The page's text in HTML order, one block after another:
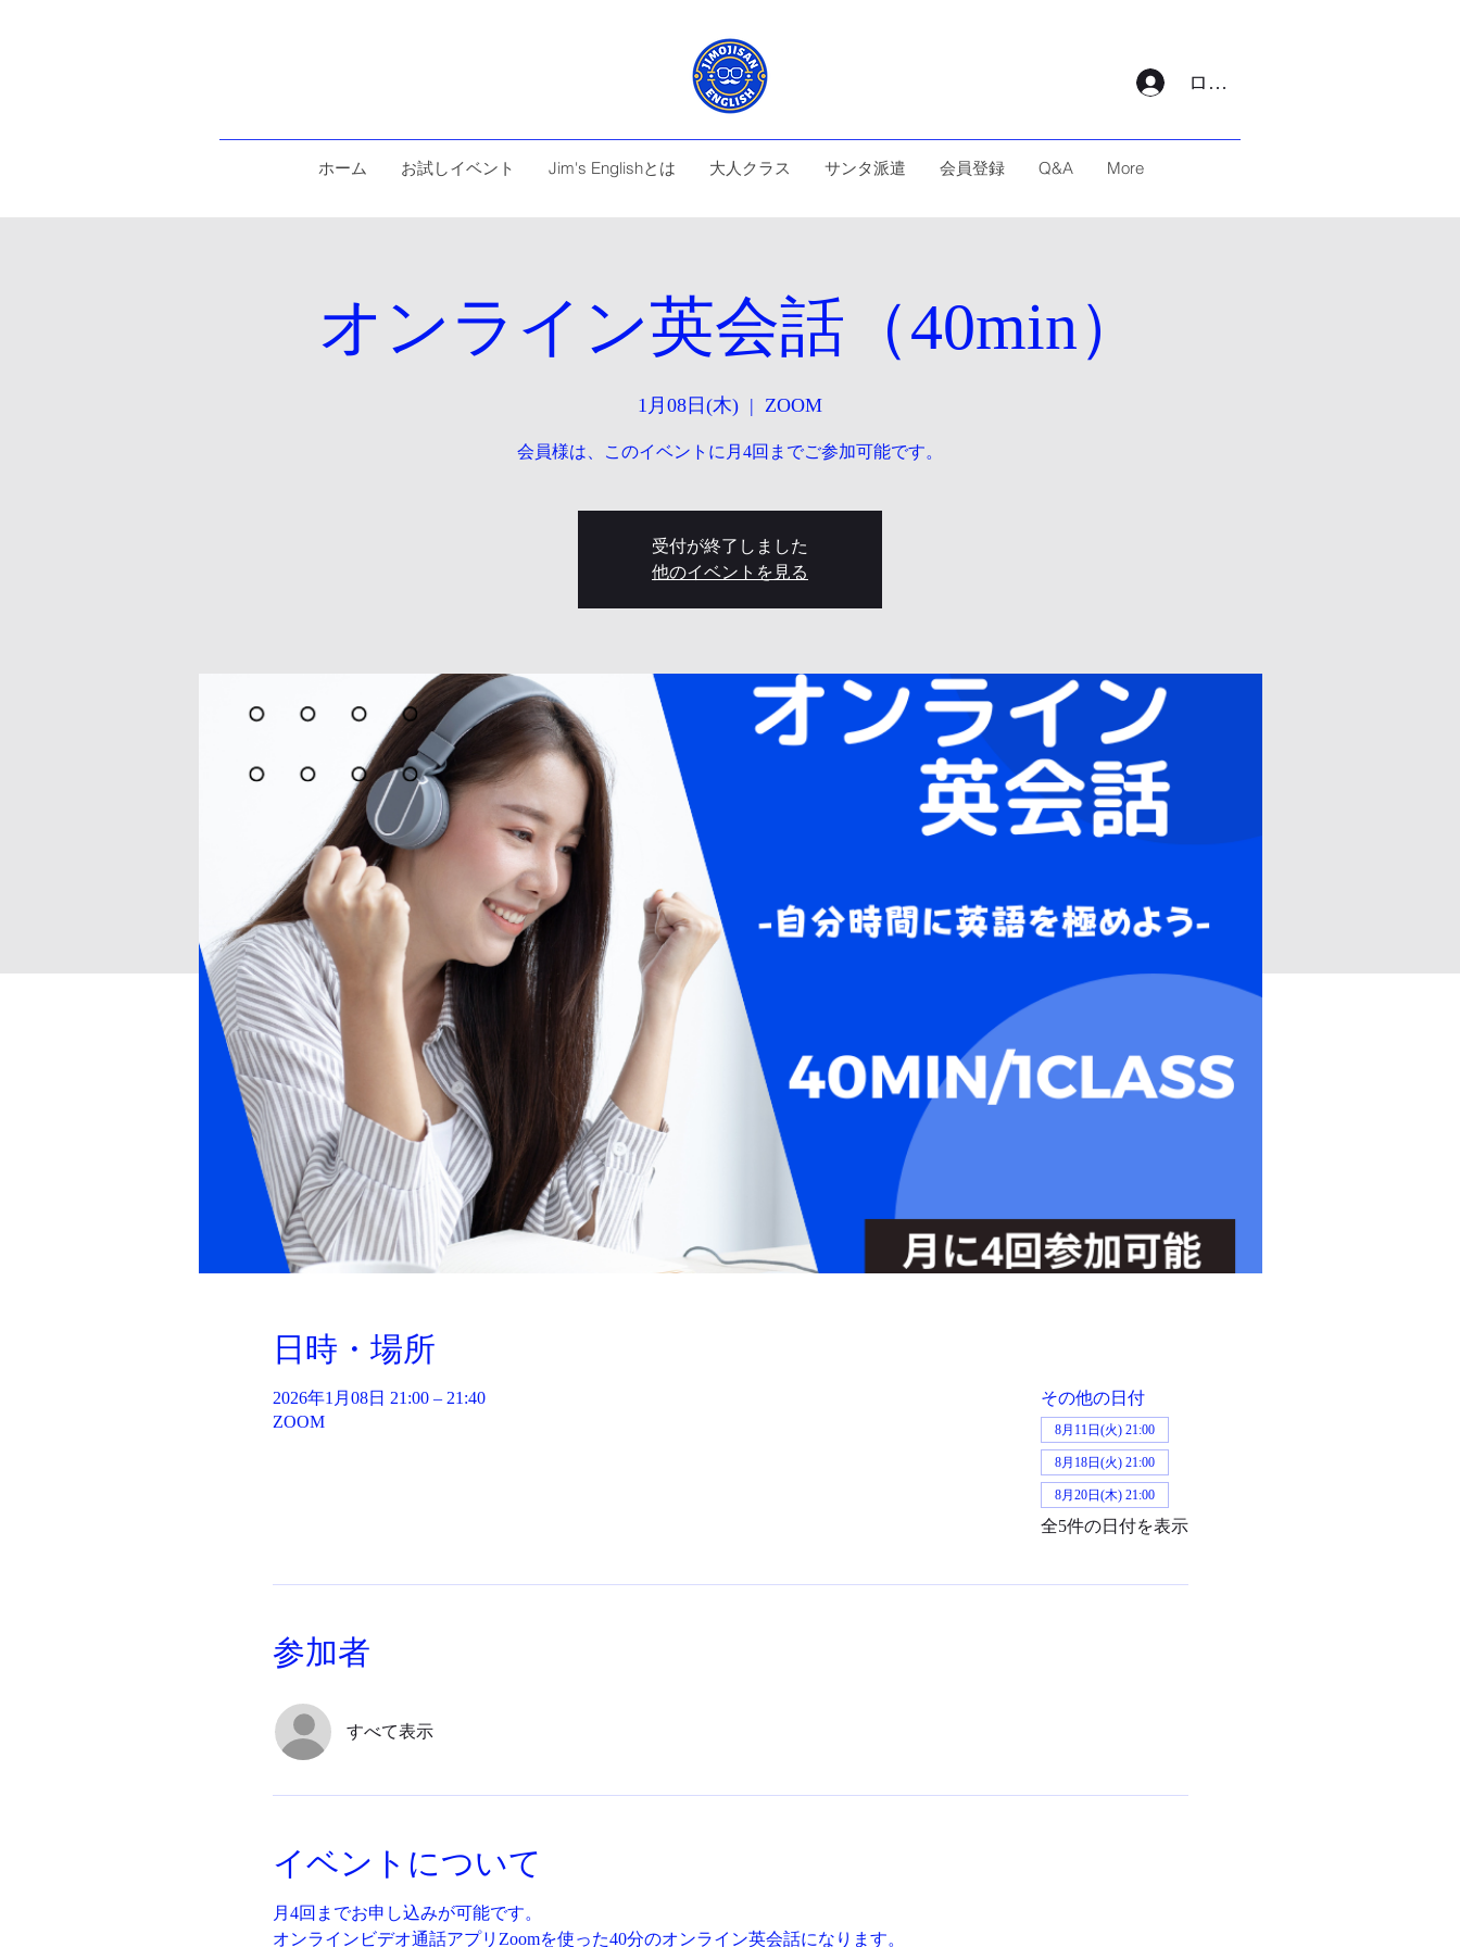
ログイン
ホーム お試しイベント Jim's Englishとは 大人クラス サンタ派遣 会員登録 Q&A More
オンライン英会話（40min）
1月08日(木)
  |
ZOOM
会員様は、このイベントに月4回までご参加可能です。
受付が終了しました
他のイベントを見る
日時・場所
2026年1月08日 21:00 – 21:40
ZOOM
その他の日付
8月11日(火) 21:00
8月18日(火) 21:00
8月20日(木) 21:00
全5件の日付を表示
参加者
すべて表示
イベントについて
月4回までお申し込みが可能です。
オンラインビデオ通話アプリZoomを使った40分のオンライン英会話になります。